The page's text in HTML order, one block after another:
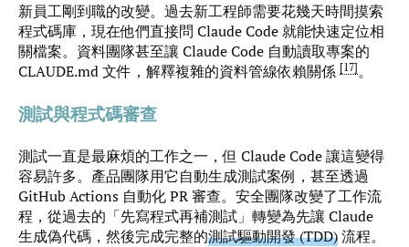
新員工剛到職的改變。過去新工程師需要花幾天時間摸索
程式碼庫，現在他們直接問 Claude Code 就能快速定位相
關檔案。資料團隊甚至讓 Claude Code 自動讀取專案的
CLAUDE.md 文件，解釋複雜的資料管線依賴關係 17 。
測試與程式碼審查
測試一直是最麻煩的工作之一，但 Claude Code 讓這變得
容易許多。產品團隊用它自動生成測試案例，甚至透過
GitHub Actions 自動化 PR 審查。安全團隊改變了工作流
程，從過去的「先寫程式再補測試」轉變為先讓 Claude
生成偽代碼，然後完成完整的測試驅動開發 (TDD)流程。